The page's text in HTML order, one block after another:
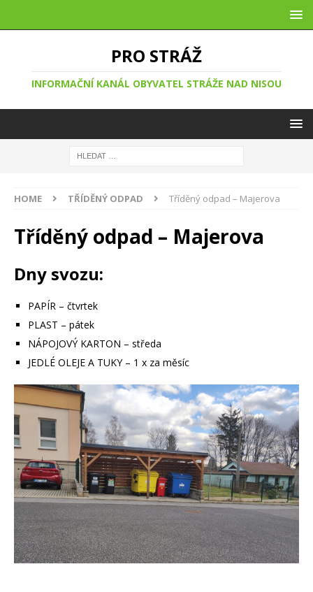
PRO STRÁŽ
INFORMAČNÍ KANÁL OBYVATEL STRÁŽE NAD NISOU
HOME TŘÍDĚNÝ ODPAD Tříděný odpad – Majerova
Tříděný odpad – Majerova
Dny svozu:
PAPÍR – čtvrtek
PLAST – pátek
NÁPOJOVÝ KARTON – středa
JEDLÉ OLEJE A TUKY – 1 x za měsíc